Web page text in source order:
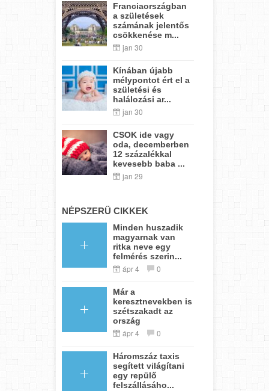
Franciaországban
a születések
számának jelentős
csökkenése m...
jan 30
Kínában újabb
mélypontot ért el a
születési és
halálozási ar...
jan 30
CSOK ide vagy
oda, decemberben
12 százalékkal
kevesebb baba ...
jan 29
NÉPSZERŰ CIKKEK
Minden huszadik
magyarnak van
ritka neve egy
felmérés szerin...
ápr 4 0
Már a
keresztnevekben is
szétszakadt az
ország
ápr 4 0
Háromszáz taxis
segített világítani
egy repülő
felszállásáho...